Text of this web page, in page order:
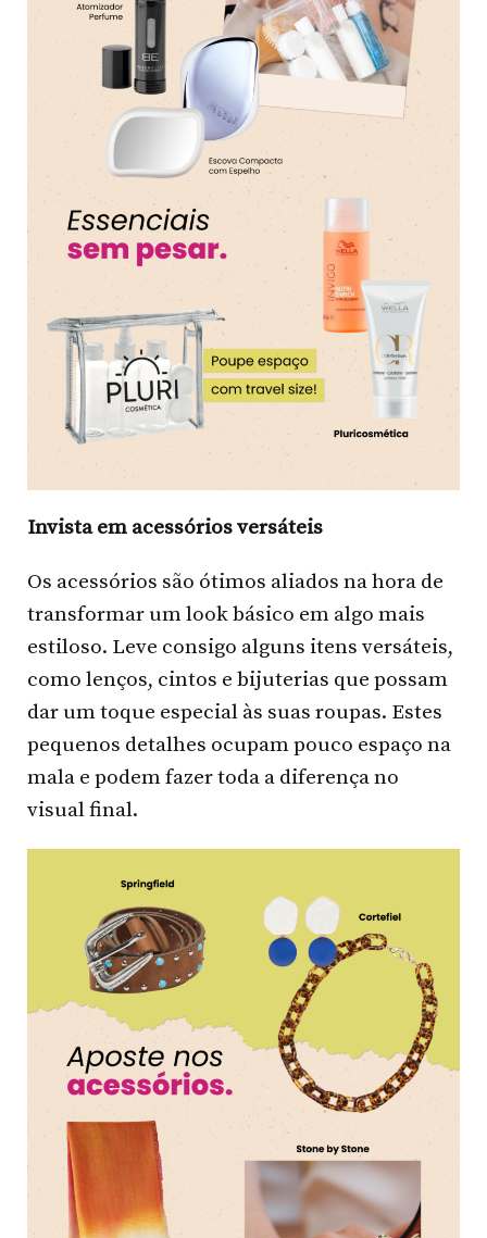
Invista em acessórios versáteis
Os acessórios são ótimos aliados na hora de
transformar um look básico em algo mais
estiloso. Leve consigo alguns itens versáteis,
como lenços, cintos e bijuterias que possam
dar um toque especial às suas roupas. Estes
pequenos detalhes ocupam pouco espaço na
mala e podem fazer toda a diferença no
visual final.